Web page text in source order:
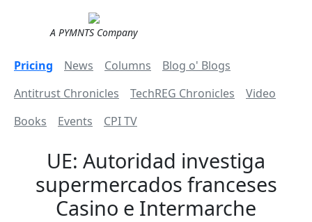
A PYMNTS Company
Pricing News Columns
Blog o' Blogs
Antitrust Chronicles
TechREG Chronicles
Video
Books
Events CPI TV
UE: Autoridad investiga
supermercados franceses
Casino e Intermarche